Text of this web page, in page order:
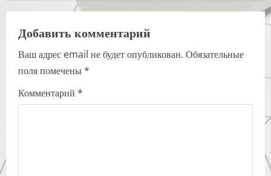
a
v
i
g
Добавить комментарий
Ваш адрес email не будет опубликован. Обязательные
поля помечены*
Комментарий *